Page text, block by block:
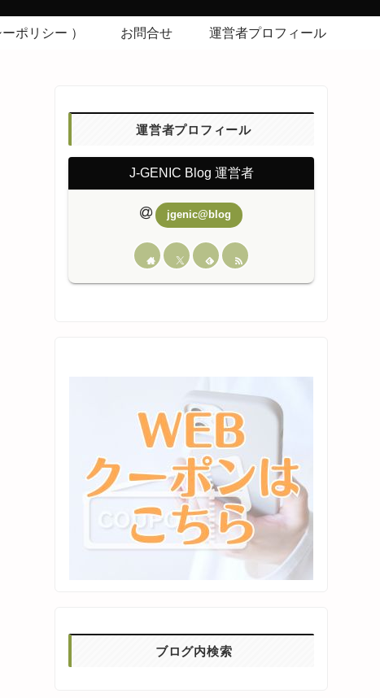
ポリシー ） お問合せ 運営者プロフィール
運営者プロフィール
J-GENIC Blog 運営者
jgenic@blog
ブログ内検索